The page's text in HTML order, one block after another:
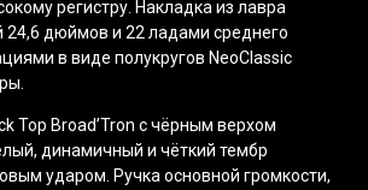
регистру. Накладка из лавра
24,6 дюймов и 22 ладами среднего
в виде полукругов NeoClassic
Top Broad’Tron с чёрным верхом
динамичный и чёткий тембр
ударом. Ручка основной громкости,